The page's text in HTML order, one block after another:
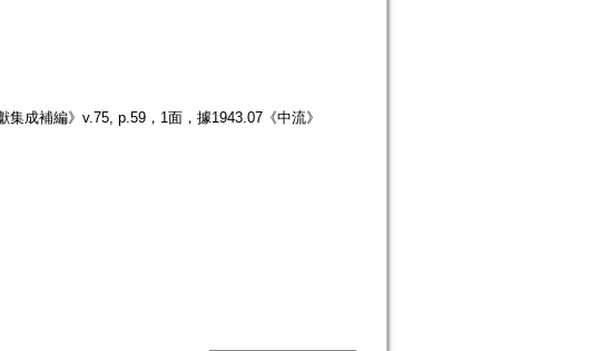
成補編》v.75, p.59，1面，據1943.07《中流》